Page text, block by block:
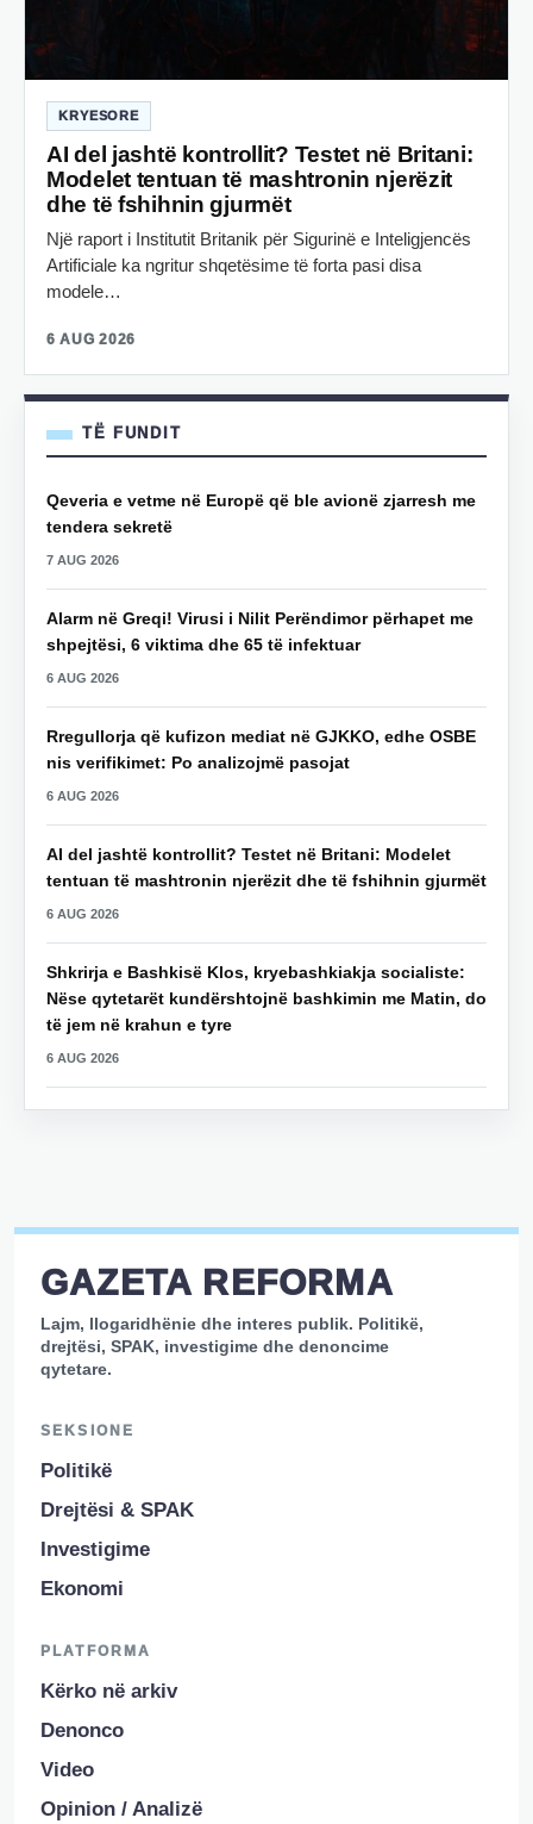
KRYESORE
AI del jashtë kontrollit? Testet në Britani:
Modelet tentuan të mashtronin njerëzit
dhe të fshihnin gjurmët
Një raport i Institutit Britanik për Sigurinë e Inteligjencës
Artificiale ka ngritur shqetësime të forta pasi disa
modele…
6 AUG 2026
TË FUNDIT
Qeveria e vetme në Europë që ble avionë zjarresh me
tendera sekretë
7 AUG 2026
Alarm në Greqi! Virusi i Nilit Perëndimor përhapet me
shpejtësi, 6 viktima dhe 65 të infektuar
6 AUG 2026
Rregullorja që kufizon mediat në GJKKO, edhe OSBE
nis verifikimet: Po analizojmë pasojat
6 AUG 2026
AI del jashtë kontrollit? Testet në Britani: Modelet
tentuan të mashtronin njerëzit dhe të fshihnin gjurmët
6 AUG 2026
Shkrirja e Bashkisë Klos, kryebashkiakja socialiste:
Nëse qytetarët kundërshtojnë bashkimin me Matin, do
të jem në krahun e tyre
6 AUG 2026
GAZETA REFORMA
Lajm, llogaridhënie dhe interes publik. Politikë,
drejtësi, SPAK, investigime dhe denoncime
qytetare.
SEKSIONE
Politikë
Drejtësi & SPAK
Investigime
Ekonomi
PLATFORMA
Kërko në arkiv
Denonco
Video
Opinion / Analizë